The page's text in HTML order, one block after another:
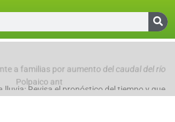
lluvia: Revisa el pronóstico del tiempo y que
a familias por aumento del caudal del río
Polpaico ant